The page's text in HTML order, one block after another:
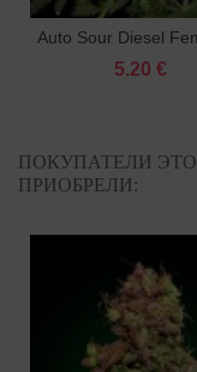
Auto Sour Diesel
5.20 €
ПОКУПАТЕЛИ
ПРИОБРЕЛИ: